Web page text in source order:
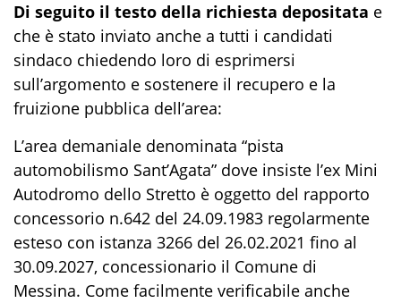
Di seguito il testo della richiesta depositata e
che è stato inviato anche a tutti i candidati
sindaco chiedendo loro di esprimersi
sull’argomento e sostenere il recupero e la
fruizione pubblica dell’area:
L’area demaniale denominata “pista
automobilismo Sant’Agata” dove insiste l’ex Mini
Autodromo dello Stretto è oggetto del rapporto
concessorio n.642 del 24.09.1983 regolarmente
esteso con istanza 3266 del 26.02.2021 fino al
30.09.2027, concessionario il Comune di
Messina. Come facilmente verificabile anche